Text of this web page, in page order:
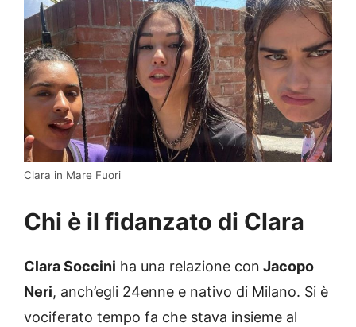
Clara in Mare Fuori
Chi è il fidanzato di Clara
Clara Soccini ha una relazione con Jacopo
Neri, anch’egli 24enne e nativo di Milano. Si è
vociferato tempo fa che stava insieme al